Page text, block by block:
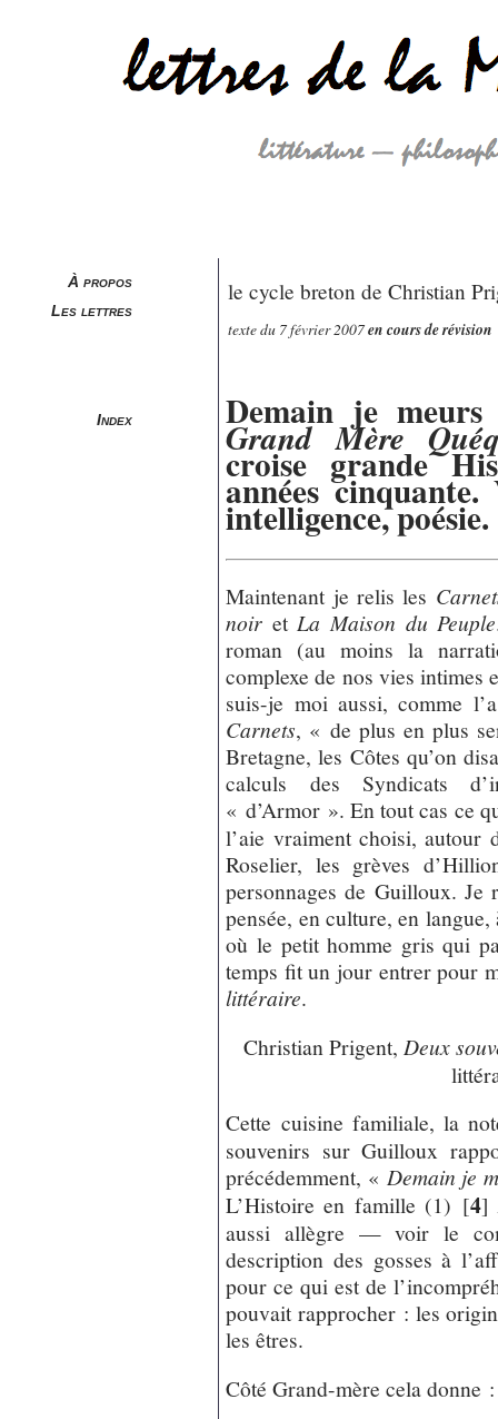
À propos
Les lettres
Index
le cycle breton de Christian
texte du 7 février 2007en cours de révision
Demain je
Grand Mère
croise grande
années
intelligence, poésie.
Maintenant je relis les
noir etLa Maison du Peuple
roman (au moins la
complexe de nos vies intimes
suis-je moi aussi, comme
Carnets, « de plus en plus
Bretagne, les Côtes qu’on
calculs des Syndicats
« d’Armor ». En tout cas ce
l’aie vraiment choisi, autour
Roselier, les grèves
personnages de Guilloux.
pensée, en culture, en
où le petit homme gris qui
temps fit un jour entrer pour
littéraire.
Christian Prigent, Deux
Cette cuisine familiale, la
souvenirs sur Guilloux
précédemment, «Demain je
L’Histoire en famille (1) [4]
aussi allègre — voir le
description des gosses à
pour ce qui est de
pouvait rapprocher : les
les êtres.
Côté Grand-mère cela donne :